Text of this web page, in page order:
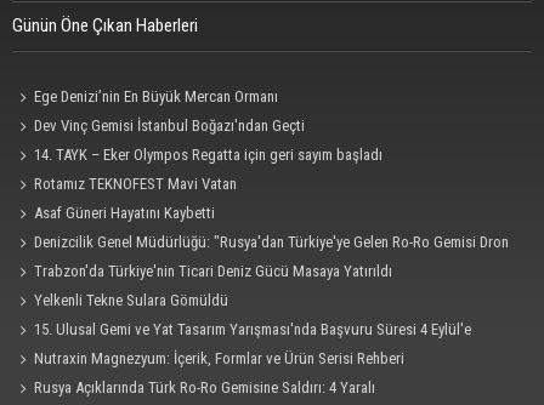
Günün Öne Çıkan Haberleri
Ege Denizi’nin En Büyük Mercan Ormanı
Dev Vinç Gemisi İstanbul Boğazı'ndan Geçti
14. TAYK – Eker Olympos Regatta için geri sayım başladı
Rotamız TEKNOFEST Mavi Vatan
Asaf Güneri Hayatını Kaybetti
Denizcilik Genel Müdürlüğü: "Rusya'dan Türkiye'ye Gelen Ro-Ro Gemisi Dron
Saldırısına Uğradı"
Trabzon'da Türkiye'nin Ticari Deniz Gücü Masaya Yatırıldı
Yelkenli Tekne Sulara Gömüldü
15. Ulusal Gemi ve Yat Tasarım Yarışması'nda Başvuru Süresi 4 Eylül'e
Uzatıldı
Nutraxin Magnezyum: İçerik, Formlar ve Ürün Serisi Rehberi
Rusya Açıklarında Türk Ro-Ro Gemisine Saldırı: 4 Yaralı